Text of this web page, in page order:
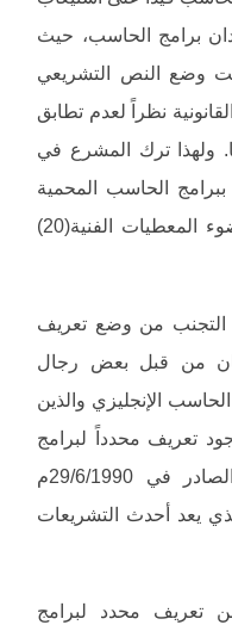
برامج الحاسب، حيث
وضع النص التشريعي
نظراً لعدم تطابق
ولهذا ترك المشرع في
ببرامج الحاسب المحمية
قانوناً للقضاء، الذي يقدره على ضوء المعطيات الفنية(20)
التجنب من وضع تعريف
من قبل بعض رجال
الإنجليزي والذين
تعريف محدداً لبرامج
الحاسب في القانون الإنجليزي الصادر في 29/6/1990م
يعد أحدث التشريعات
تعريف محدد لبرامج